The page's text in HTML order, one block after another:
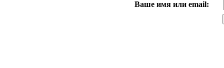
Ваше имя или email: